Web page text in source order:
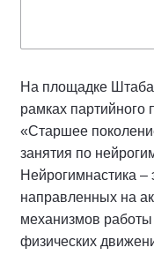
На площадке
рамках партийного
«Старшее
занятия по
Нейрогимнастика –
направленных на
механизмов
физических